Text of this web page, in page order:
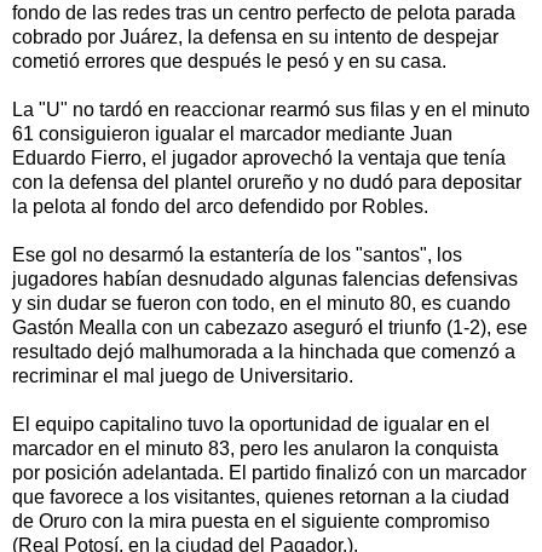
fondo de las redes tras un centro perfecto de pelota parada
cobrado por Juárez, la defensa en su intento de despejar
cometió errores que después le pesó y en su casa.
La "U" no tardó en reaccionar rearmó sus filas y en el minuto
61 consiguieron igualar el marcador mediante Juan
Eduardo Fierro, el jugador aprovechó la ventaja que tenía
con la defensa del plantel orureño y no dudó para depositar
la pelota al fondo del arco defendido por Robles.
Ese gol no desarmó la estantería de los "santos", los
jugadores habían desnudado algunas falencias defensivas
y sin dudar se fueron con todo, en el minuto 80, es cuando
Gastón Mealla con un cabezazo aseguró el triunfo (1-2), ese
resultado dejó malhumorada a la hinchada que comenzó a
recriminar el mal juego de Universitario.
El equipo capitalino tuvo la oportunidad de igualar en el
marcador en el minuto 83, pero les anularon la conquista
por posición adelantada. El partido finalizó con un marcador
que favorece a los visitantes, quienes retornan a la ciudad
de Oruro con la mira puesta en el siguiente compromiso
(Real Potosí, en la ciudad del Pagador.).